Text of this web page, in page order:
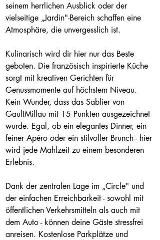
seinem herrlichen Ausblick oder der
vielseitige „Jardin"-Bereich schaffen eine
Atmosphäre, die unvergesslich ist.
Kulinarisch wird dir hier nur das Beste
geboten. Die französisch inspirierte Küche
sorgt mit kreativen Gerichten für
Genussmomente auf höchstem Niveau.
Kein Wunder, dass das Sablier von
GaultMillau mit 15 Punkten ausgezeichnet
wurde. Egal, ob ein elegantes Dinner, ein
feiner Apéro oder ein stilvoller Brunch - hier
wird jede Mahlzeit zu einem besonderen
Erlebnis.
Dank der zentralen Lage im „Circle" und
der einfachen Erreichbarkeit - sowohl mit
öffentlichen Verkehrsmitteln als auch mit
dem Auto - können deine Gäste stressfrei
anreisen. Kostenlose Parkplätze und